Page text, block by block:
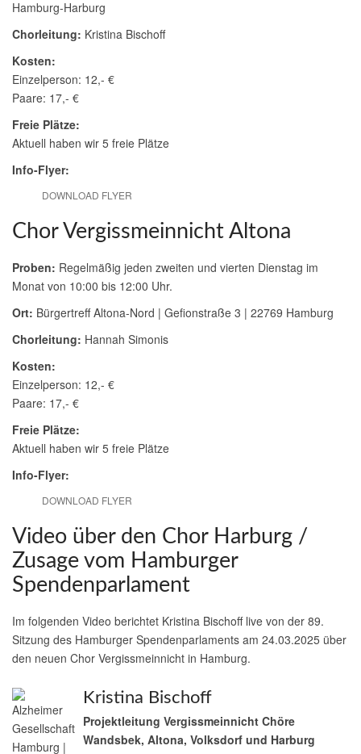
Hamburg-Harburg
Chorleitung: Kristina Bischoff
Kosten:
Einzelperson: 12,- €
Paare: 17,- €
Freie Plätze:
Aktuell haben wir 5 freie Plätze
Info-Flyer:
DOWNLOAD FLYER
Chor Vergissmeinnicht Altona
Proben: Regelmäßig jeden zweiten und vierten Dienstag im
Monat von 10:00 bis 12:00 Uhr.
Ort: Bürgertreff Altona-Nord | Gefionstraße 3 | 22769 Hamburg
Chorleitung: Hannah Simonis
Kosten:
Einzelperson: 12,- €
Paare: 17,- €
Freie Plätze:
Aktuell haben wir 5 freie Plätze
Info-Flyer:
DOWNLOAD FLYER
Video über den Chor Harburg /
Zusage vom Hamburger
Spendenparlament
Im folgenden Video berichtet Kristina Bischoff live von der 89.
Sitzung des Hamburger Spendenparlaments am 24.03.2025 über
den neuen Chor Vergissmeinnicht in Hamburg.
Kristina Bischoff
Projektleitung Vergissmeinnicht Chöre
Wandsbek, Altona, Volksdorf und Harburg